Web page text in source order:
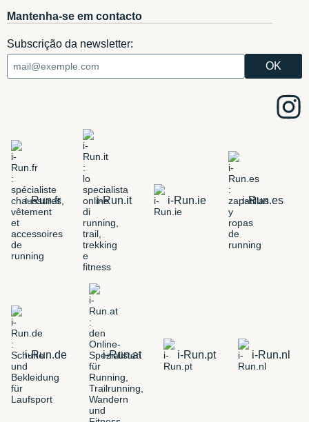
Mantenha-se em contacto
Subscrição da newsletter:
i-Run.fr i-Run.it i-Run.ie i-Run.es
i-Run.de i-Run.at i-Run.pt i-Run.nl